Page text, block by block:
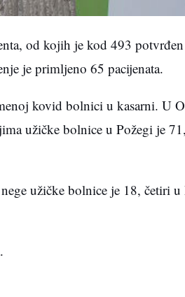
od kojih je kod 493 potvrđen
je primljeno 65 pacijenata.
kovid bolnici u kasarni. U
užičke bolnice u Požegi je
užičke bolnice je 18, četiri